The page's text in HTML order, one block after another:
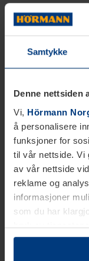
Samtykke
Denne nettsiden
Vi, Hörmann
å personalisere
funksjoner for
til vår nettside. Vi
av vår nettside
reklame og
informasjoner
som du har
bruk av
Etter loven kan vi
datamaskin, hvis